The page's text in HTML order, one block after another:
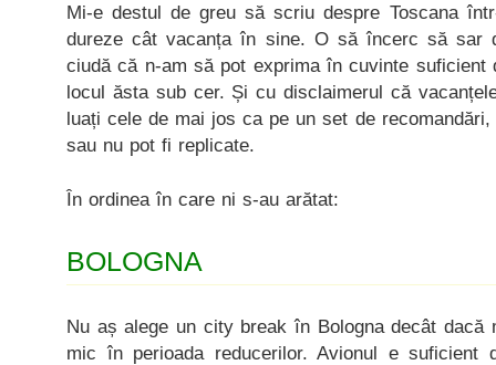
Mi-e destul de greu să scriu despre Toscana
dureze cât vacanța în sine. O să încerc să sar
ciudă că n-am să pot exprima în cuvinte suficient
locul ăsta sub cer. Și cu disclaimerul că
luați cele de mai jos ca pe un set de
sau nu pot fi replicate.
În ordinea în care ni s-au arătat:
BOLOGNA
Nu aș alege un city break în Bologna decât dacă
mic în perioada reducerilor. Avionul e